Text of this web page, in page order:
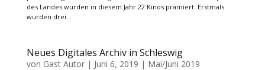
des Landes wurden in diesem Jahr 22 Kinos prämiert. Erstmals
wurden drei...
Neues Digitales Archiv in Schleswig
von Gast Autor| Juni 6, 2019 | Mai/Juni 2019